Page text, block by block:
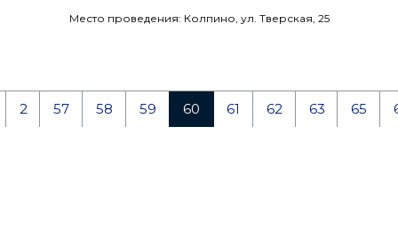
Место проведения: Колпино, ул. Тверская, 25
2 57 58 59 60 61 62 63 65